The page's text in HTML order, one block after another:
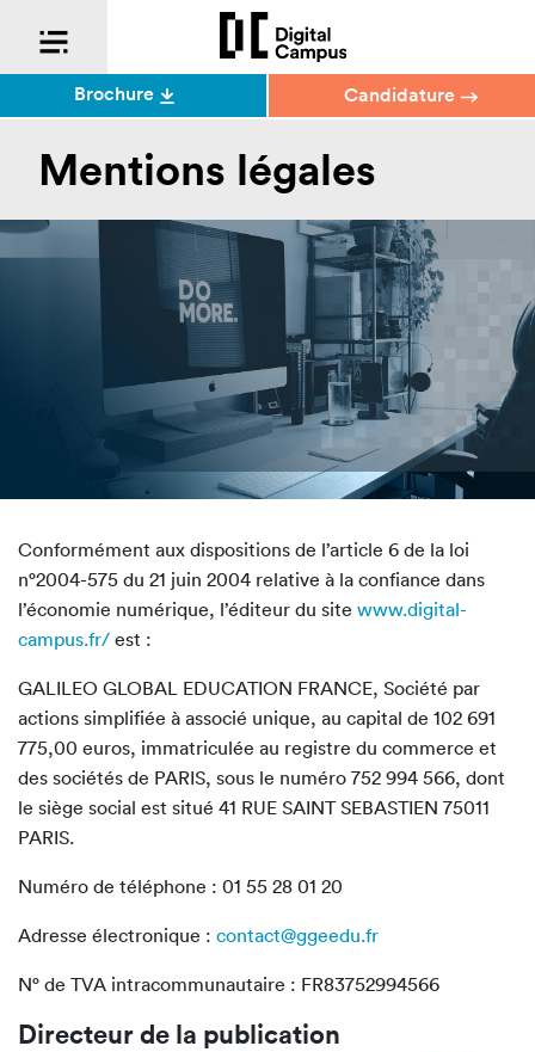
Mentions légales
Conformément aux dispositions de l’article 6 de la loi
n°2004-575 du 21 juin 2004 relative à la confiance dans
l’économie numérique, l’éditeur du site www.digital-
campus.fr/ est :
GALILEO GLOBAL EDUCATION FRANCE, Société par
actions simplifiée à associé unique, au capital de 102 691
775,00 euros, immatriculée au registre du commerce et
des sociétés de PARIS, sous le numéro 752 994 566, dont
le siège social est situé 41 RUE SAINT SEBASTIEN 75011
PARIS.
Numéro de téléphone : 01 55 28 01 20
Adresse électronique : contact@ggeedu.fr
N° de TVA intracommunautaire : FR83752994566
Directeur de la publication
Brochure Candidature